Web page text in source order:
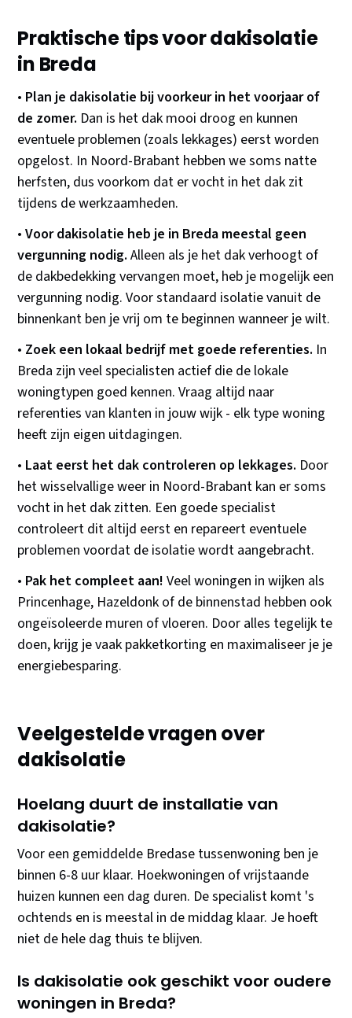
Praktische tips voor dakisolatie
in Breda
• Plan je dakisolatie bij voorkeur in het voorjaar of
de zomer. Dan is het dak mooi droog en kunnen
eventuele problemen (zoals lekkages) eerst worden
opgelost. In Noord-Brabant hebben we soms natte
herfsten, dus voorkom dat er vocht in het dak zit
tijdens de werkzaamheden.
•Voor dakisolatie heb je in Breda meestal geen
vergunning nodig. Alleen als je het dak verhoogt of
de dakbedekking vervangen moet, heb je mogelijk een
vergunning nodig. Voor standaard isolatie vanuit de
binnenkant ben je vrij om te beginnen wanneer je wilt.
• Zoek een lokaal bedrijf met goede referenties. In
Breda zijn veel specialisten actief die de lokale
woningtypen goed kennen. Vraag altijd naar
referenties van klanten in jouw wijk - elk type woning
heeft zijn eigen uitdagingen.
• Laat eerst het dak controleren op lekkages. Door
het wisselvallige weer in Noord-Brabant kan er soms
vocht in het dak zitten. Een goede specialist
controleert dit altijd eerst en repareert eventuele
problemen voordat de isolatie wordt aangebracht.
• Pak het compleet aan! Veel woningen in wijken als
Princenhage, Hazeldonk of de binnenstad hebben ook
ongeïsoleerde muren of vloeren. Door alles tegelijk te
doen, krijg je vaak pakketkorting en maximaliseer je je
energiebesparing.
Veelgestelde vragen over
dakisolatie
Hoelang duurt de installatie van
dakisolatie?
Voor een gemiddelde Bredase tussenwoning ben je
binnen 6-8 uur klaar. Hoekwoningen of vrijstaande
huizen kunnen een dag duren. De specialist komt 's
ochtends en is meestal in de middag klaar. Je hoeft
niet de hele dag thuis te blijven.
Is dakisolatie ook geschikt voor oudere
woningen in Breda?